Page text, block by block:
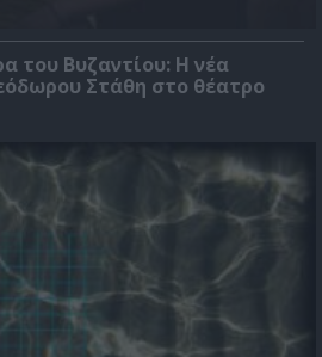
του Βυζαντίου: Η νέα
Στάθη στο θέατρο